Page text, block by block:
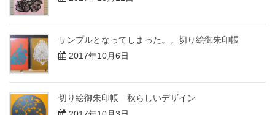
サンプルとなってしまった。。切り絵御朱印帳
2017年10月6日
切り絵御朱印帳 秋らしいデザイン